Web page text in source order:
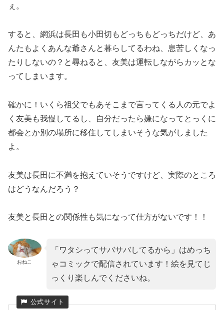
ぇ。
すると、網浜は長田も小田切もどっちもどっちだけど、あ
んたもよくあんな爺さんと暮らしてるわね、息苦しくなっ
たりしないの？と尋ねると、友美は運転しながらカッとな
ってしまいます。
確かに！いくら祖父でもあそこまで言ってくる人の元でよ
く友美も我慢してるし、自分だったら嫌になってとっくに
都会とか別の場所に移住してしまいそうな気がしました
よ。
友美は長田に不満を抱えていそうですけど、実際のところ
はどうなんだろう？
友美と長田との関係性も気になって仕方がないです！！
おねこ
「ワタシってサバサバしてるから」はめっち
ゃコミックで配信されています！絵を見てじ
っくり楽しんでくださいね。